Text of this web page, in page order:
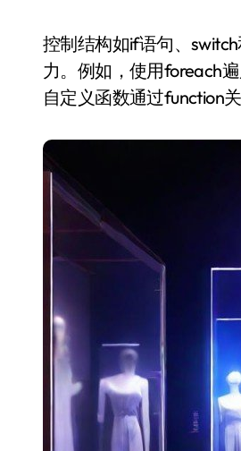
控制结构如if语句、
力。例如，使用foreach
自定义函数通过function